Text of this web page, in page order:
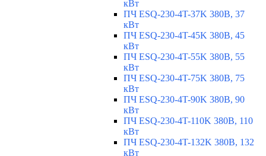
кВт
ПЧ ESQ-230-4T-37K 380В, 37
кВт
ПЧ ESQ-230-4T-45K 380В, 45
кВт
ПЧ ESQ-230-4T-55K 380В, 55
кВт
ПЧ ESQ-230-4T-75K 380В, 75
кВт
ПЧ ESQ-230-4T-90K 380В, 90
кВт
ПЧ ESQ-230-4T-110K 380В, 110
кВт
ПЧ ESQ-230-4T-132K 380В, 132
кВт